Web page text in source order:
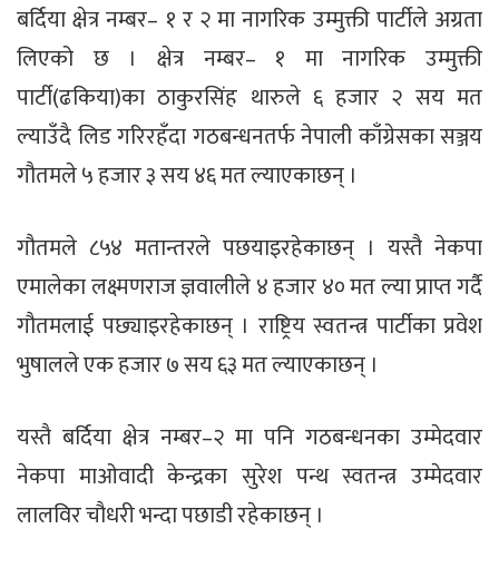
बर्दिया क्षेत्र नम्बर– १ र २ मा नागरिक उम्मुक्ती पार्टीले अग्रता
लिएको छ । क्षेत्र नम्बर– १ मा नागरिक उम्मुक्ती
पार्टी(ढकिया)का ठाकुरसिंह थारुले ६ हजार २ सय मत
ल्याउँदै लिड गरिरहँदा गठबन्धनतर्फ नेपाली काँग्रेसका सञ्जय
गौतमले ५ हजार ३ सय ४६ मत ल्याएकाछन् ।
गौतमले ८५४ मतान्तरले पछयाइरहेकाछन् । यस्तै नेकपा
एमालेका लक्ष्मणराज ज्ञवालीले ४ हजार ४० मत ल्या प्राप्त गर्दै
गौतमलाई पछ्याइरहेकाछन् । राष्ट्रिय स्वतन्त्र पार्टीका प्रवेश
भुषालले एक हजार ७ सय ६३ मत ल्याएकाछन् ।
यस्तै बर्दिया क्षेत्र नम्बर–२ मा पनि गठबन्धनका उम्मेदवार
नेकपा माओवादी केन्द्रका सुरेश पन्थ स्वतन्त्र उम्मेदवार
लालविर चौधरी भन्दा पछाडी रहेकाछन् ।